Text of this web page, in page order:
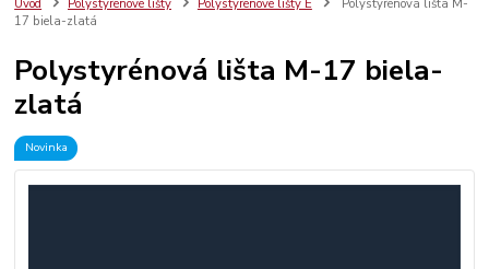
Úvod Polystyrénové lišty Polystyrénové lišty E
Polystyrénová lišta M-
17 biela-zlatá
Polystyrénová lišta M-17 biela-
zlatá
Novinka